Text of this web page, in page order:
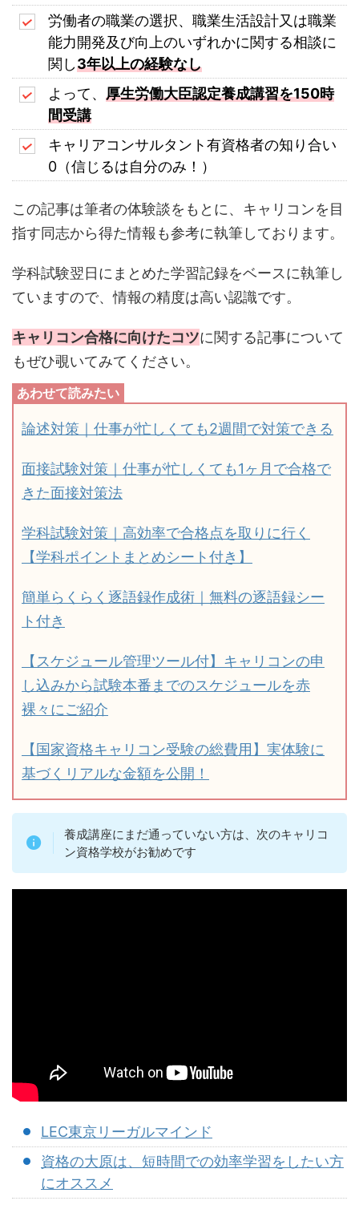
労働者の職業の選択、職業生活設計又は職業
能力開発及び向上のいずれかに関する相談に
関し3年以上の経験なし
よって、 厚生労働大臣認定養成講習を150時
間受講
キャリアコンサルタント有資格者の知り合い
0（信じるは自分のみ！）
この記事は筆者の体験談をもとに、キャリコンを目
指す同志から得た情報も参考に執筆しております。
学科試験翌日にまとめた学習記録をベースに執筆し
ていますので、情報の精度は高い認識です。
キャリコン合格に向けたコツに関する記事について
もぜひ覗いてみてください。
論述対策｜仕事が忙しくても2週間で対策できる
面接試験対策｜仕事が忙しくても1ヶ月で合格で
きた面接対策法
学科試験対策｜高効率で合格点を取りに行く
【学科ポイントまとめシート付き】
簡単らくらく逐語録作成術｜無料の逐語録シー
ト付き
【スケジュール管理ツール付】キャリコンの申
し込みから試験本番までのスケジュールを赤
裸々にご紹介
【国家資格キャリコン受験の総費用】実体験に
基づくリアルな金額を公開！
養成講座にまだ通っていない方は、次のキャリコ
ン資格学校がお勧めです
LEC東京リーガルマインド
資格の大原は、短時間での効率学習をしたい方
にオススメ